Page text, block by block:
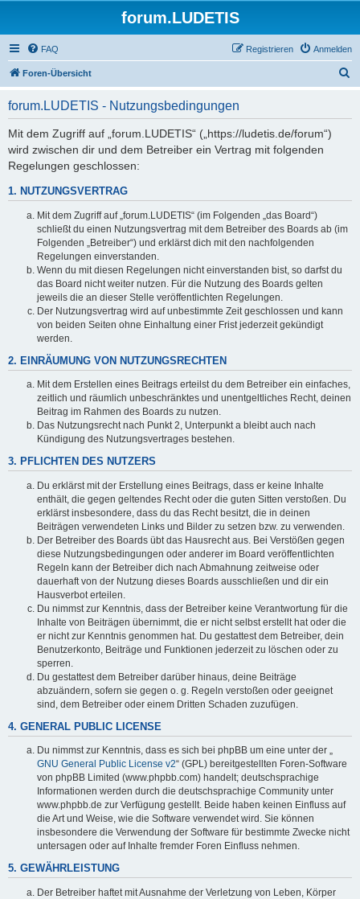
forum.LUDETIS
FAQ Anmelden
Registrieren
Foren-Übersicht
forum.LUDETIS - Nutzungsbedingungen
Mit dem Zugriff auf „forum.LUDETIS“ („https://ludetis.de/forum“)
wird zwischen dir und dem Betreiber ein Vertrag mit folgenden
Regelungen geschlossen:
1. NUTZUNGSVERTRAG
Mit dem Zugriff auf „forum.LUDETIS“ (im Folgenden „das Board“)
schließt du einen Nutzungsvertrag mit dem Betreiber des Boards ab (im
Folgenden „Betreiber“) und erklärst dich mit den nachfolgenden
Regelungen einverstanden.
Wenn du mit diesen Regelungen nicht einverstanden bist, so darfst du
das Board nicht weiter nutzen. Für die Nutzung des Boards gelten
jeweils die an dieser Stelle veröffentlichten Regelungen.
Der Nutzungsvertrag wird auf unbestimmte Zeit geschlossen und kann
von beiden Seiten ohne Einhaltung einer Frist jederzeit gekündigt
werden.
2. EINRÄUMUNG VON NUTZUNGSRECHTEN
Mit dem Erstellen eines Beitrags erteilst du dem Betreiber ein einfaches,
zeitlich und räumlich unbeschränktes und unentgeltliches Recht, deinen
Beitrag im Rahmen des Boards zu nutzen.
Das Nutzungsrecht nach Punkt 2, Unterpunkt a bleibt auch nach
Kündigung des Nutzungsvertrages bestehen.
3. PFLICHTEN DES NUTZERS
Du erklärst mit der Erstellung eines Beitrags, dass er keine Inhalte
enthält, die gegen geltendes Recht oder die guten Sitten verstoßen. Du
erklärst insbesondere, dass du das Recht besitzt, die in deinen
Beiträgen verwendeten Links und Bilder zu setzen bzw. zu verwenden.
Der Betreiber des Boards übt das Hausrecht aus. Bei Verstößen gegen
diese Nutzungsbedingungen oder anderer im Board veröffentlichten
Regeln kann der Betreiber dich nach Abmahnung zeitweise oder
dauerhaft von der Nutzung dieses Boards ausschließen und dir ein
Hausverbot erteilen.
Du nimmst zur Kenntnis, dass der Betreiber keine Verantwortung für die
Inhalte von Beiträgen übernimmt, die er nicht selbst erstellt hat oder die
er nicht zur Kenntnis genommen hat. Du gestattest dem Betreiber, dein
Benutzerkonto, Beiträge und Funktionen jederzeit zu löschen oder zu
sperren.
Du gestattest dem Betreiber darüber hinaus, deine Beiträge
abzuändern, sofern sie gegen o. g. Regeln verstoßen oder geeignet
sind, dem Betreiber oder einem Dritten Schaden zuzufügen.
4. GENERAL PUBLIC LICENSE
Du nimmst zur Kenntnis, dass es sich bei phpBB um eine unter der „
GNU General Public License v2“ (GPL) bereitgestellten Foren-Software
von phpBB Limited (www.phpbb.com) handelt; deutschsprachige
Informationen werden durch die deutschsprachige Community unter
www.phpbb.de zur Verfügung gestellt. Beide haben keinen Einfluss auf
die Art und Weise, wie die Software verwendet wird. Sie können
insbesondere die Verwendung der Software für bestimmte Zwecke nicht
untersagen oder auf Inhalte fremder Foren Einfluss nehmen.
5. GEWÄHRLEISTUNG
Der Betreiber haftet mit Ausnahme der Verletzung von Leben, Körper